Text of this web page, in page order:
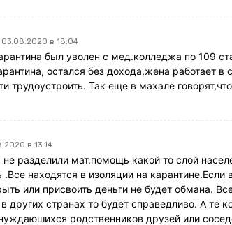
03.08.2020 в 18:04
был уволен с мед.колледжа по 109
остался без дохода,жена работает в
трудоустроить. Так еще в махале
в 13:14
разделили мат.помощь какой то слой
находятся в изоляции на карантине.Если
или присвоить деньги не будет обмана.
других странах то будет справедливо. А те
родственников друзей или